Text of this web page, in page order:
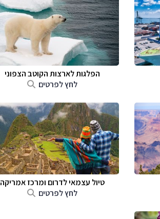
הפלגות לארצות הקוטב הצפוני
לחץ לפרטים
טיול עצמאי לדרום ומרכז אמריקה
לחץ לפרטים